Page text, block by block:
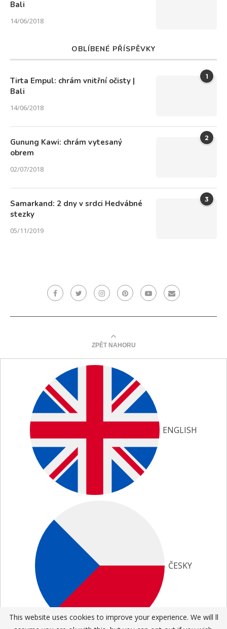
Bali
14/06/2018
OBLÍBENÉ PŘÍSPĚVKY
1
Tirta Empul: chrám vnitřní očisty |
Bali
14/06/2018
2
Gunung Kawi: chrám vytesaný
obrem
02/07/2018
3
Samarkand: 2 dny v srdci Hedvábné
stezky
05/11/2019
ZPĚT NAHORU
This website uses cookies to improve your experience. We will ll
ENGLISH
ČESKY